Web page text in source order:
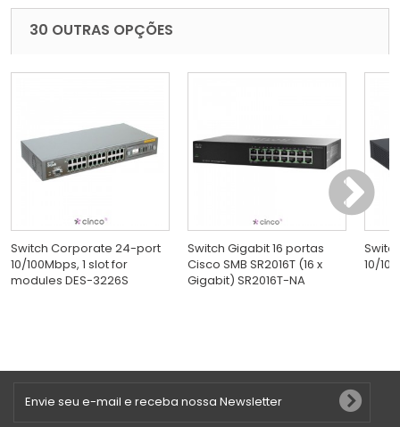
30 OUTRAS OPÇÕES
Switch Corporate 24-port
10/100Mbps, 1 slot for
modules DES-3226S
Switch Gigabit 16 portas
Cisco SMB SR2016T (16 x
Gigabit) SR2016T-NA
10/